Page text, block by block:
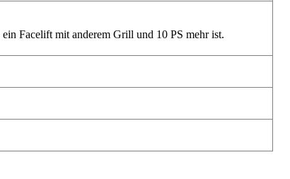
Facelift mit anderem Grill und 10 PS mehr ist.